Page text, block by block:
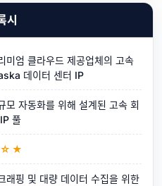
시
미엄 클라우드 제공업체의 고속
데이터 센터 IP
모 자동화를 위해 설계된 고속 회
풀
래핑 및 대량 데이터 수집을 위한